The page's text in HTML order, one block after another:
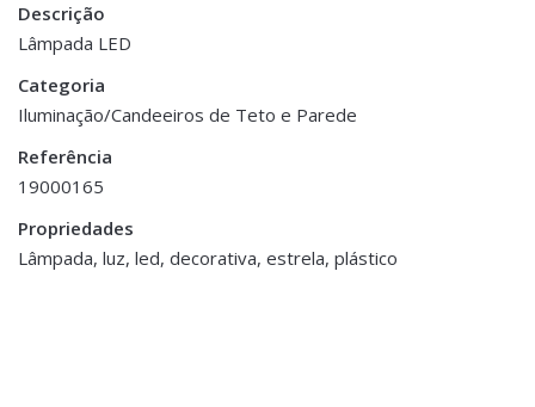
Descrição
Lâmpada LED
Categoria
Iluminação/Candeeiros de Teto e Parede
Referência
19000165
Propriedades
Lâmpada, luz, led, decorativa, estrela, plástico
Dimensões
Cor